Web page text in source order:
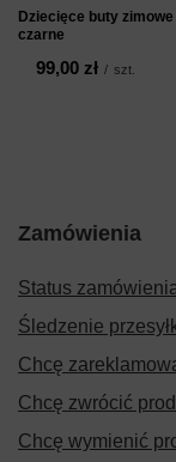
Dziecięce buty
czarne
99,00 zł / szt.
Zamówienia
Status
Śledzenie
Chcę
Chcę zwrócić
Chcę wymienić